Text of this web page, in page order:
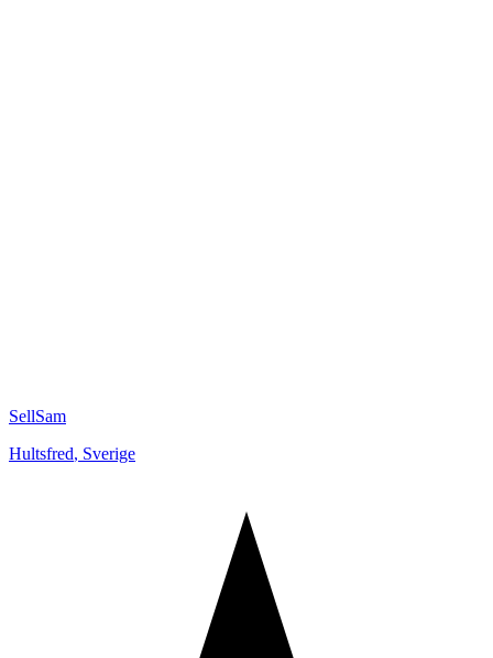
SellSam
Hultsfred, Sverige